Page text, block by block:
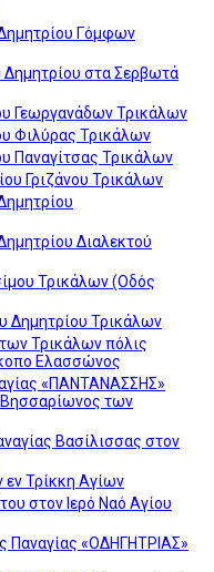
Γόμφων
Δημητρίου στα Σερβωτά
Γεωργανάδων Τρικάλων
Φιλύρας Τρικάλων
Παναγίτσας Τρικάλων
Γριζάνου Τρικάλων
Διαλεκτού
Τρικάλων (Οδός
Δημητρίου Τρικάλων
Τρικάλων πόλις
Ελασσώνος
«ΠΑΝΤΑΝΑΣΣΗΣ»
Βησσαρίωνος των
Βασίλισσας στον
εν Τρίκκη Αγίων
στον Ιερό Ναό Αγίου
Παναγίας «ΟΔΗΓΗΤΡΙΑΣ»